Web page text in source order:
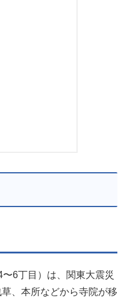
6丁目）は、関東大震災
、本所などから寺院が移